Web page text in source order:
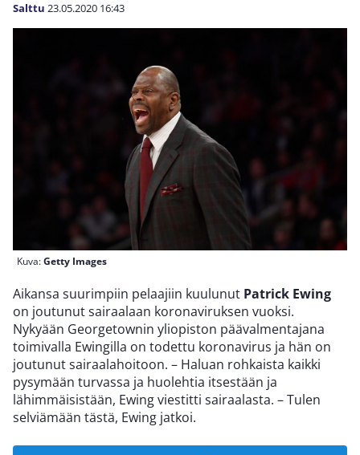
Salttu 23.05.2020 16:43
Kuva:Getty Images
Aikansa suurimpiin pelaajiin kuulunut Patrick Ewing
on joutunut sairaalaan koronaviruksen vuoksi.
Nykyään Georgetownin yliopiston päävalmentajana
toimivalla Ewingilla on todettu koronavirus ja hän on
joutunut sairaalahoitoon. – Haluan rohkaista kaikki
pysymään turvassa ja huolehtia itsestään ja
lähimmäisistään, Ewing viestitti sairaalasta. – Tulen
selviämään tästä, Ewing jatkoi.